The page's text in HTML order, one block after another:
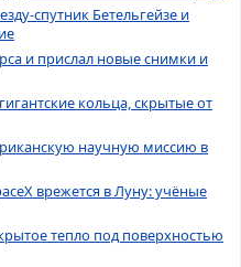
спутник Бетельгейзе и
и прислал новые снимки и
кольца, скрытые от
научную миссию в
врежется в Луну: учёные
тепло под поверхностью